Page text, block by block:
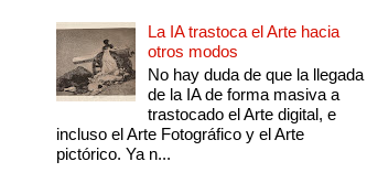
La IA trastoca el Arte hacia
otros modos
No hay duda de que la llegada
de la IA de forma masiva a
trastocado el Arte digital, e
incluso el Arte Fotográfico y el Arte
pictórico. Ya n...